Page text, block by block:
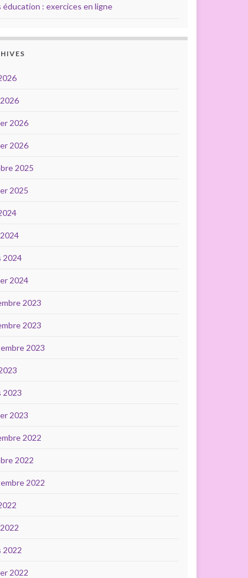
éducation : exercices en ligne
2026
2026
2025
2025
2024
2024
2023
2023
2023
2023
2023
2022
2022
2022
2022
2022